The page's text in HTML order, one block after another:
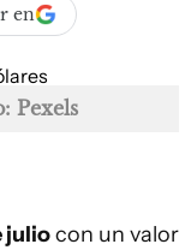
en
Pexels
juliocon un valor